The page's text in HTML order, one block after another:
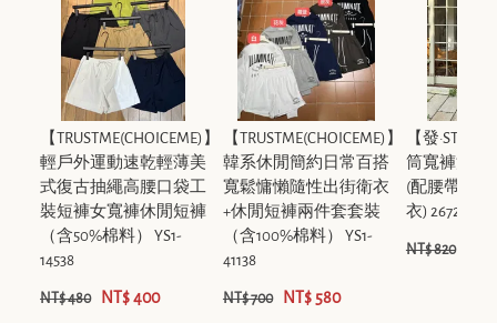
【TRUSTME(CHOICEME)】
輕戶外運動速乾輕薄美
式復古抽繩高腰口袋工
裝短褲女寬褲休閒短褲
（含50%棉料） YS1-
14538
NT$ 480 NT$ 400
【TRUSTME(CHOICEME)】
韓系休閒簡約日常百搭
寬鬆慵懶隨性出街衛衣
+休閒短褲兩件套套裝
（含100%棉料） YS1-
41138
NT$ 700 NT$ 580
【發
筒寬褲洗水
(配腰帶)(不
衣) 26723
NT$ 820